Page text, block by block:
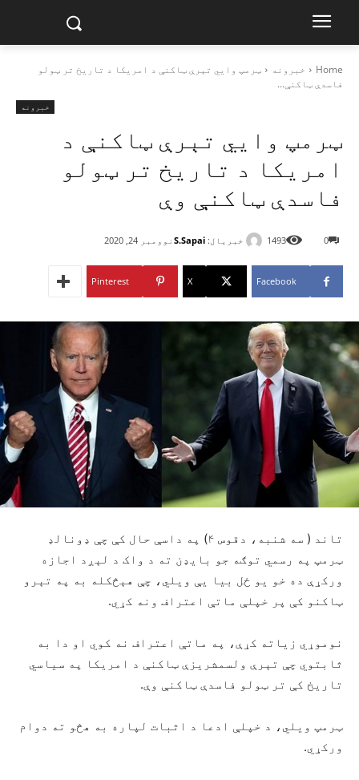
Home خبرونه
ټرمپ وایي تېرې ټاکنې د امریکا د تاریخ تر ټولو
فاسدې ټاکنې...
خبرونه
ټرمپ وایي تېرې ټاکنې د
امریکا د تاریخ تر ټولو
فاسدې ټاکنې وې
خبریال: S.Sapai نوومبر 24, 2020 0
1493
Facebook
X
Pinterest
تاند ( سه شنبه، دقوس ۴) په داسې حال کې چې ډونالډ
ټرمپ په رسمي توګه جو بایډن ته د واک د لېږد اجازه
ورکړې ده خو یو ځل بیا یې ویلي، چې هېڅکله به په تېرو
ټاکنو کې پر خپلې ماتې اعتراف ونه کړي.
نوموړي زیاته کړې، په ماتې اعتراف نه کوي او دا به
ثابتوي چې تېرې ولسمشريزې ټاکنې د امریکا په سیاسي
تاریخ کې تر ټولو فاسدې ټاکنې وې.
ټرمپ ویلي، د خپلې ادعا د اثبات لپاره به هڅو ته دوام
ورکړي.